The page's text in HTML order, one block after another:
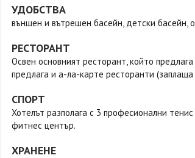
УДОБСТВА
външен и вътрешен басейн, детски басейн,
РЕСТОРАНТ
Освен основният ресторант, който
предлага и а-ла-карте ресторанти
СПОРТ
Хотелът разполага с 3 професионални
фитнес център.
ХРАНЕНЕ